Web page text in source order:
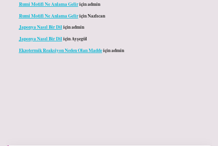
Rumi Motifi Ne Anlama Geliriçinadmin
Rumi Motifi Ne Anlama GeliriçinNazlıcan
Japonya Nasıl Bir Diliçinadmin
Japonya Nasıl Bir DiliçinAyşegül
Ekzotermik Reaksiyon Neden Olan Maddeiçinadmin